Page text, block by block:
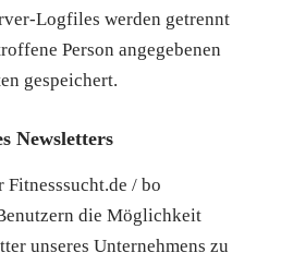
Logfiles werden getrennt
Person angegebenen
gespeichert.
Newsletters
/ bo
die Möglichkeit
unseres Unternehmens zu